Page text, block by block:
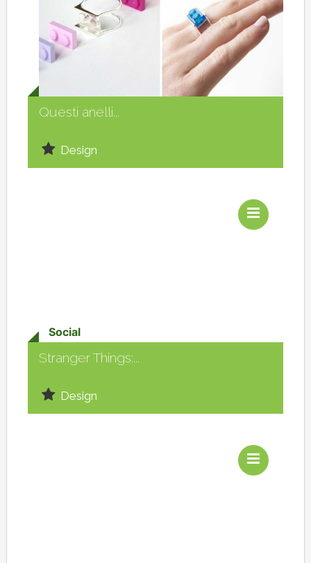
Questi anelli...
Design
Stranger Things:...
Design
Social